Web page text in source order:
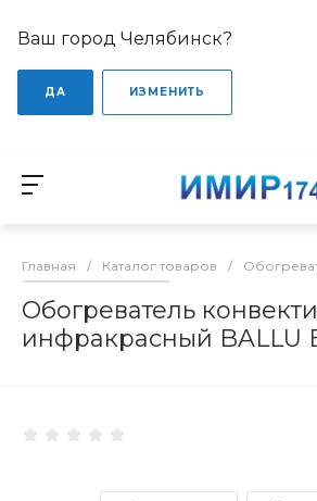
Ваш город Челябинск?
ДА ИЗМЕНИТЬ
Главная / Каталог товаров /
Обогреватель
инфракрасный BALLU